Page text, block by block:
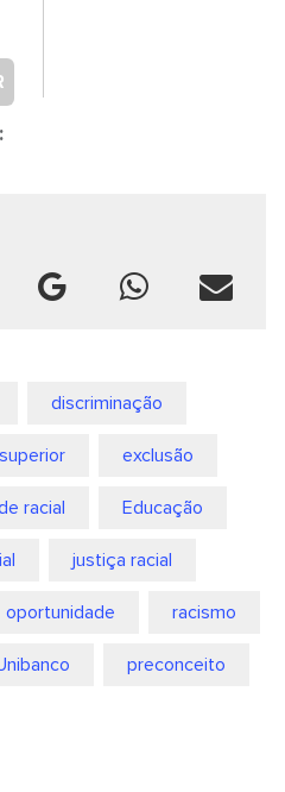
discriminação
exclusão
racial Educação
justiça racial
oportunidade racismo
preconceito